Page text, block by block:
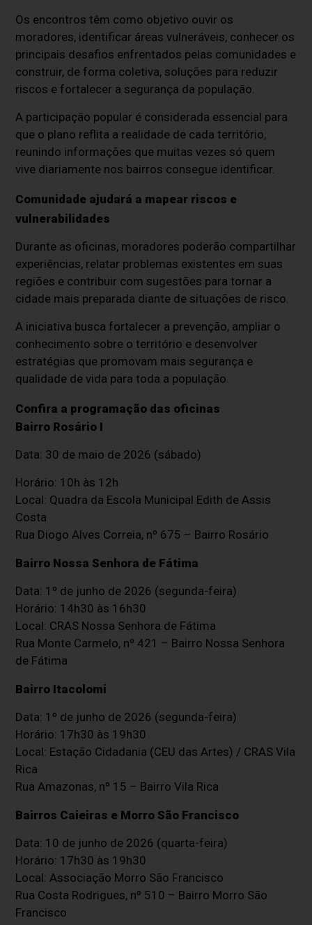
Os encontros têm como objetivo ouvir os
moradores, identificar áreas vulneráveis, conhecer os
principais desafios enfrentados pelas comunidades e
construir, de forma coletiva, soluções para reduzir
riscos e fortalecer a segurança da população.
A participação popular é considerada essencial para
que o plano reflita a realidade de cada território,
reunindo informações que muitas vezes só quem
vive diariamente nos bairros consegue identificar.
Comunidade ajudará a mapear riscos e
vulnerabilidades
Durante as oficinas, moradores poderão compartilhar
experiências, relatar problemas existentes em suas
regiões e contribuir com sugestões para tornar a
cidade mais preparada diante de situações de risco.
A iniciativa busca fortalecer a prevenção, ampliar o
conhecimento sobre o território e desenvolver
estratégias que promovam mais segurança e
qualidade de vida para toda a população.
Confira a programação das oficinas
Bairro Rosário I
Data: 30 de maio de 2026 (sábado)
Horário: 10h às 12h
Local: Quadra da Escola Municipal Edith de Assis
Costa
Rua Diogo Alves Correia, nº 675 – Bairro Rosário
Bairro Nossa Senhora de Fátima
Data: 1º de junho de 2026 (segunda-feira)
Horário: 14h30 às 16h30
Local: CRAS Nossa Senhora de Fátima
Rua Monte Carmelo, nº 421 – Bairro Nossa Senhora
de Fátima
Bairro Itacolomi
Data: 1º de junho de 2026 (segunda-feira)
Horário: 17h30 às 19h30
Local: Estação Cidadania (CEU das Artes) / CRAS Vila
Rica
Rua Amazonas, nº 15 – Bairro Vila Rica
Bairros Caieiras e Morro São Francisco
Data: 10 de junho de 2026 (quarta-feira)
Horário: 17h30 às 19h30
Local: Associação Morro São Francisco
Rua Costa Rodrigues, nº 510 – Bairro Morro São
Francisco